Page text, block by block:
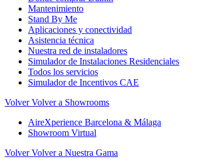
Mantenimiento
Stand By Me
Aplicaciones y conectividad
Asistencia técnica
Nuestra red de instaladores
Simulador de Instalaciones Residenciales
Todos los servicios
Simulador de Incentivos CAE
Volver Volver a Showrooms
AireXperience Barcelona & Málaga
Showroom Virtual
Volver Volver a Nuestra Gama